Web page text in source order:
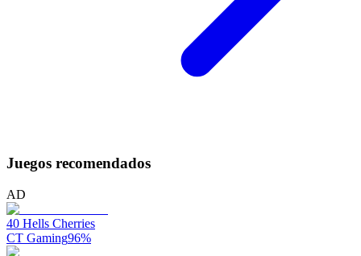
Juegos recomendados
AD
40 Hells Cherries
CT Gaming96%